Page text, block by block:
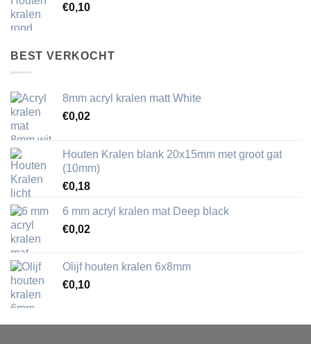
€0,10
BEST VERKOCHT
8mm acryl kralen matt White
€0,02
Houten Kralen blank 20x15mm met groot gat
(10mm)
€0,18
6 mm acryl kralen mat Deep black
€0,02
Olijf houten kralen 6x8mm
€0,10